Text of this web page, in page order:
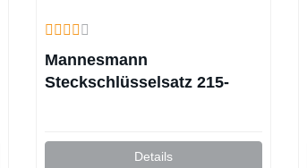
Mannesmann
Steckschlüsselsatz 215-
Details